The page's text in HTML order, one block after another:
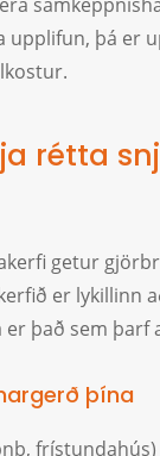
upplifun, þá er
rétta
getur
er lykillinn
það sem þarf
þína
frístundahús)